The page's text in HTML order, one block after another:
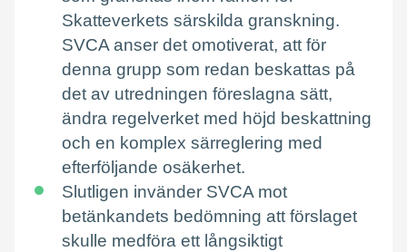
Skatteverkets särskilda granskning.
SVCA anser det omotiverat, att för
denna grupp som redan beskattas på
det av utredningen föreslagna sätt,
ändra regelverket med höjd beskattning
och en komplex särreglering med
efterföljande osäkerhet.
Slutligen invänder SVCA mot
betänkandets bedömning att förslaget
skulle medföra ett långsiktigt